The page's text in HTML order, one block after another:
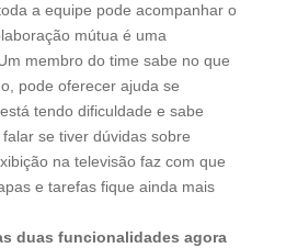
a equipe pode acompanhar o
mútua é uma
membro do time sabe no que
pode oferecer ajuda se
tendo dificuldade e sabe
se tiver dúvidas sobre
na televisão faz com que
e tarefas fique ainda mais
duas funcionalidades agora